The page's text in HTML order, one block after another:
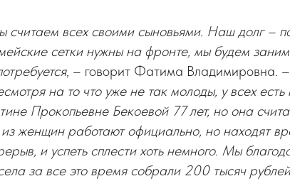
всех своими сыновьями. Наш долг –
сетки нужны на фронте, мы будем
, – говорит Фатима Владимировна. –
на то что уже не так молоды, у всех
Прокопьевне Бекоевой 77 лет, но она
женщин работают официально, но находят
и успеть сплести хоть немного. Мы
за все это время собрали 200 тысяч